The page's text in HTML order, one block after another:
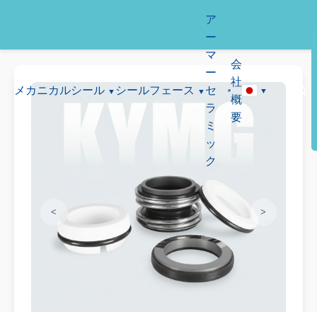
メカニカルシール シールフェース
ア
ー
マ
ー
セ
ラ
ミ
ッ
ク
会
社
概
要
< >